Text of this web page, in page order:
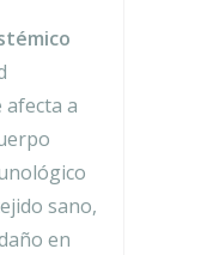
a
sano,
en